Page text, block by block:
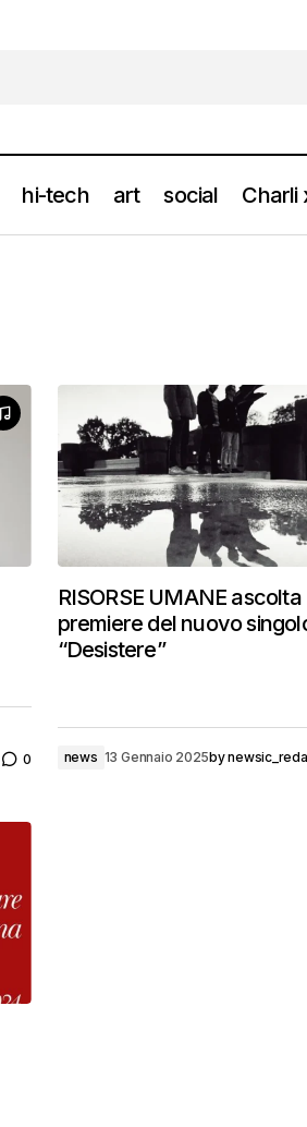
hi-tech art social Charli
0
RISORSE UMANE ascolta
premiere del nuovo
“Desistere”
news 13 Gennaio 2025by